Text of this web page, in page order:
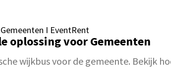
I EventRent
oplossing voor Gemeenten
wijkbus voor de gemeente. Bekijk